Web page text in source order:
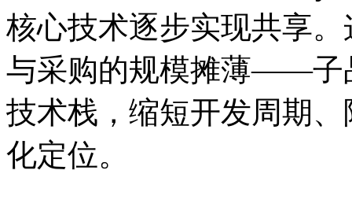
核心技术逐步实现共享
与采购的规模摊薄——子
技术栈，缩短开发周期
化定位。